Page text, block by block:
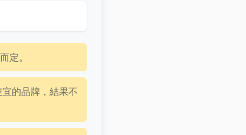
定。
的品牌，結果不